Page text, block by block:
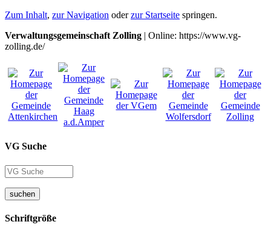
Zum Inhalt, zur Navigation oderzur Startseite springen.
Verwaltungsgemeinschaft Zolling | Online: https://www.vg-
zolling.de/
VG Suche
suchen
Schriftgröße